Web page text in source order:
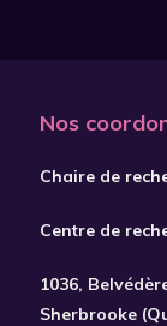
Nos
Chaire de
Centre de
1036,
Sherbrooke